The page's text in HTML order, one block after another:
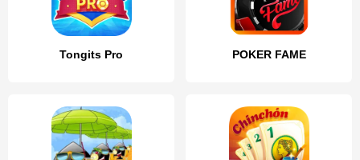
Tongits Pro POKER FAME